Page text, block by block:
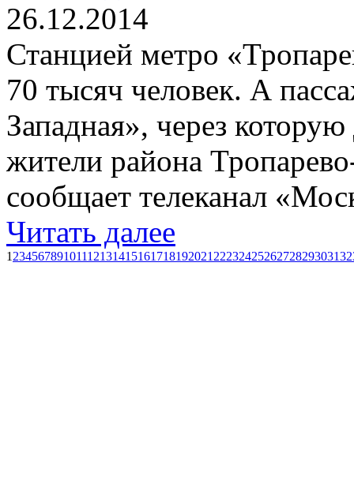
26.12.2014
Станцией метро
70 тысяч человек. А
Западная», через
жители района
сообщает телеканал
Читать далее
1 23456789101112131415161718192021 2223242526272829303132